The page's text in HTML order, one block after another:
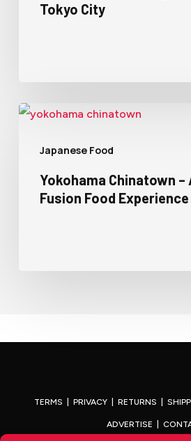
Tokyo City
Japanese Food
Yokohama Chinatown –
Fusion Food
TERMS |PRIVACY |RETURNS |
ADVERTISE |